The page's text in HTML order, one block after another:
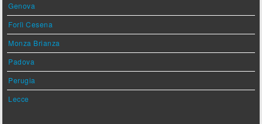
Genova
Forlì Cesena
Monza Brianza
Padova
Perugia
Lecce